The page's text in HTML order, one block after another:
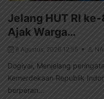
Jelang HUT RI
Ajak Warga…
8 Agustus, 2026 12:55
Dogiyai, Menjelang
Kemerdekaan Republik
berperan...